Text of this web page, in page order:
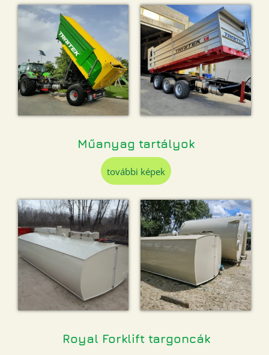
Műanyag tartályok
további képek
Royal Forklift targoncák